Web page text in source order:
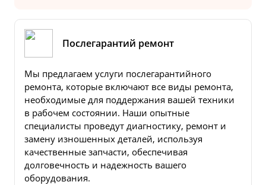
Послегарантий ремонт
Мы предлагаем услуги послегарантийного
ремонта, которые включают все виды ремонта,
необходимые для поддержания вашей техники
в рабочем состоянии. Наши опытные
специалисты проведут диагностику, ремонт и
замену изношенных деталей, используя
качественные запчасти, обеспечивая
долговечность и надежность вашего
оборудования.